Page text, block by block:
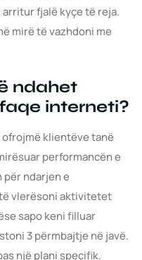
fjalë kyçe të reja.
mirë të vazhdoni me
ndahet
interneti?
ofrojmë klientëve tanë
performancën e
për ndarjen e
vlerësoni aktivitetet
sapo keni filluar
3 përmbajtje në javë.
një plani specifik.